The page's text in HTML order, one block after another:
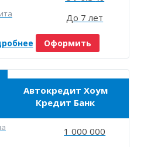
До 7 лет
Оформить
Автокредит Хоум
Кредит Банк
1 000 000